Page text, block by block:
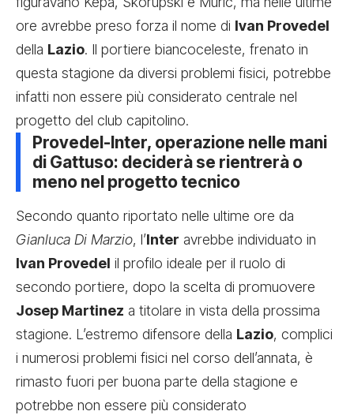
ore avrebbe preso forza il nome di Ivan Provedel
della Lazio. Il portiere biancoceleste, frenato in
questa stagione da diversi problemi fisici, potrebbe
infatti non essere più considerato centrale nel
progetto del club capitolino.
Provedel-Inter, operazione nelle mani
di Gattuso: deciderà se rientrerà o
meno nel progetto tecnico
Secondo quanto riportato nelle ultime ore da
Gianluca Di Marzio, l’Inter avrebbe individuato in
Ivan Provedel il profilo ideale per il ruolo di
secondo portiere, dopo la scelta di promuovere
Josep Martinez a titolare in vista della prossima
stagione. L’estremo difensore della Lazio, complici
i numerosi problemi fisici nel corso dell’annata, è
rimasto fuori per buona parte della stagione e
potrebbe non essere più considerato